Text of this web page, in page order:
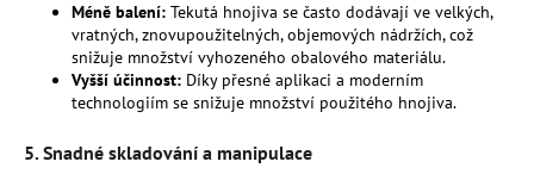
Méně balení: Tekutá hnojiva se často dodávají ve velkých,
vratných, znovupoužitelných, objemových nádržích, což
snižuje množství vyhozeného obalového materiálu.
Vyšší účinnost: Díky přesné aplikaci a moderním
technologiím se snižuje množství použitého hnojiva.
5.Snadné skladování a manipulace
MESIHO
ŽÍŽALÍ
L